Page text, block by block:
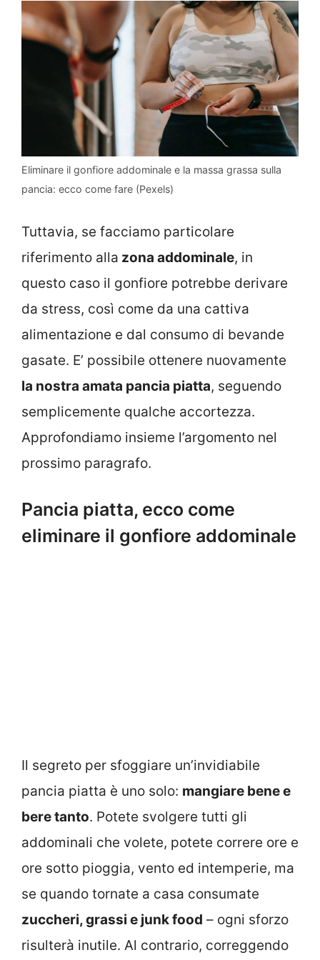
Eliminare il gonfiore addominale e la massa grassa sulla
pancia: ecco come fare (Pexels)
Tuttavia, se facciamo particolare
riferimento alla zona addominale, in
questo caso il gonfiore potrebbe derivare
da stress, così come da una cattiva
alimentazione e dal consumo di bevande
gasate. E’ possibile ottenere nuovamente
la nostra amata pancia piatta, seguendo
semplicemente qualche accortezza.
Approfondiamo insieme l’argomento nel
prossimo paragrafo.
Pancia piatta, ecco come
eliminare il gonfiore addominale
Il segreto per sfoggiare un’invidiabile
pancia piatta è uno solo: mangiare bene e
bere tanto. Potete svolgere tutti gli
addominali che volete, potete correre ore e
ore sotto pioggia, vento ed intemperie, ma
se quando tornate a casa consumate
zuccheri, grassi e junk food – ogni sforzo
risulterà inutile. Al contrario, correggendo